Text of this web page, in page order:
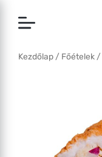
Kezdőlap / Főételek /